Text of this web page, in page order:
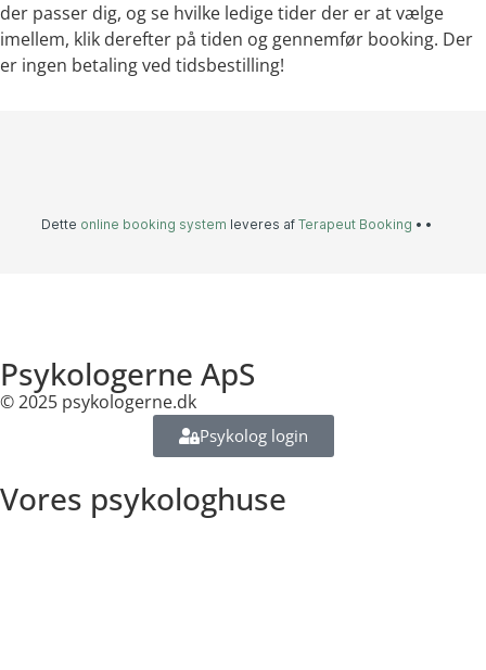
der passer dig, og se hvilke ledige tider der er at vælge
imellem, klik derefter på tiden og gennemfør booking. Der
er ingen betaling ved tidsbestilling!
Psykologerne ApS
© 2025 psykologerne.dk
Psykolog login
Vores psykologhuse